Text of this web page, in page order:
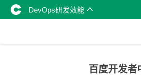
DevOps研发效能
百度开发者